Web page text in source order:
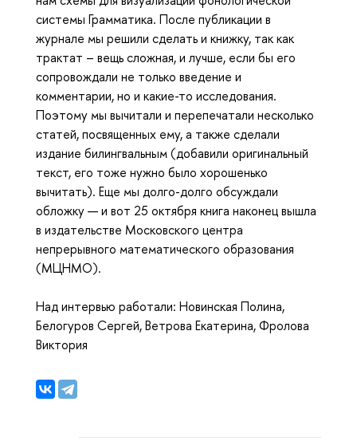
системы Грамматика. После публикации в
журнале мы решили сделать и книжку, так как
трактат – вещь сложная, и лучше, если бы его
сопровождали не только введение и
комментарии, но и какие-то исследования.
Поэтому мы вычитали и перепечатали несколько
статей, посвященных ему, а также сделали
издание билингвальным (добавили оригинальный
текст, его тоже нужно было хорошенько
вычитать). Еще мы долго-долго обсуждали
обложку — и вот 25 октября книга наконец вышла
в издательстве Московского центра
непрерывного математического образования
(МЦНМО).
Над интервью работали: Новинская Полина,
Белогуров Сергей, Ветрова Екатерина, Фролова
Виктория